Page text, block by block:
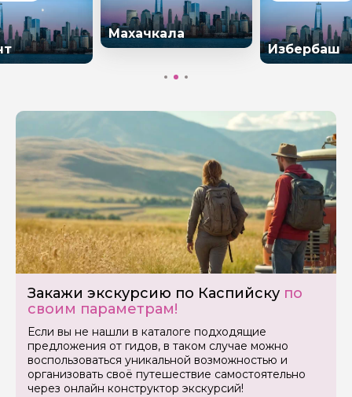
Махачкала
Избербаш
Закажи экскурсию по Каспийску по
своим параметрам!
Если вы не нашли в каталоге подходящие
предложения от гидов, в таком случае можно
воспользоваться уникальной возможностью и
организовать своё путешествие самостоятельно
через онлайн конструктор экскурсий!